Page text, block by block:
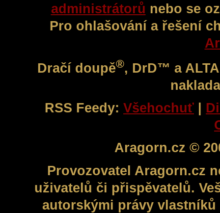
administrátorů nebo se
Pro ohlašování a řešení
Dračí doupě®, DrD™ a
RSS Feedy: Všehochuť |
Aragorn.cz ©
Provozovatel Aragorn.cz
uživatelů či přispěvatelů.
autorskými právy